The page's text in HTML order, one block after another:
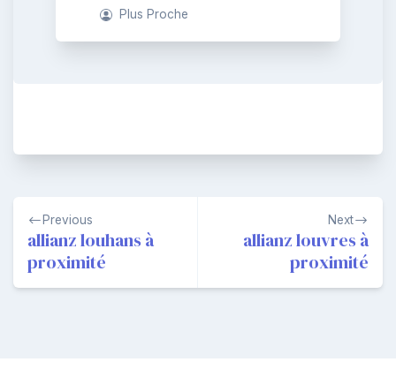
Plus Proche
Navigation
de
l’article
Previous
allianz louhans à
proximité
Next
allianz louvres à
proximité